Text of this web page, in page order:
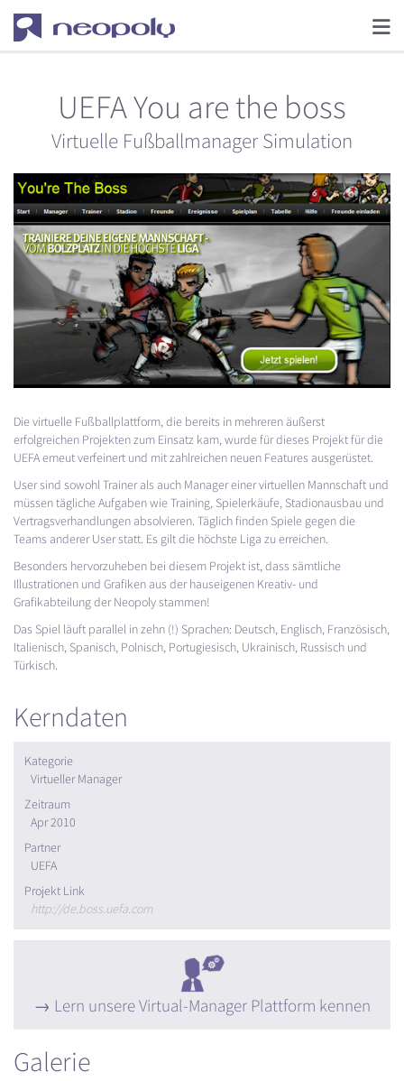
UEFA You are the boss
Virtuelle Fußballmanager Simulation
Die virtuelle Fußballplattform, die bereits in mehreren äußerst
erfolgreichen Projekten zum Einsatz kam, wurde für dieses Projekt für die
UEFAerneut verfeinert und mit zahlreichen neuen Features ausgerüstet.
User sind sowohl Trainer als auch Manager einer virtuellen Mannschaft und
müssen tägliche Aufgaben wie Training, Spielerkäufe, Stadionausbau und
Vertragsverhandlungen absolvieren. Täglich finden Spiele gegen die
Teams anderer User statt. Es gilt die höchste Liga zu erreichen.
Besonders hervorzuheben bei diesem Projekt ist, dass sämtliche
Illustrationen und Grafiken aus der hauseigenen Kreativ- und
Grafikabteilung der Neopoly stammen!
Das Spiel läuft parallel in zehn (!) Sprachen: Deutsch, Englisch, Französisch,
Italienisch, Spanisch, Polnisch, Portugiesisch, Ukrainisch, Russisch und
Türkisch.
Kerndaten
Kategorie
Virtueller Manager
Zeitraum
Apr 2010
Partner
UEFA
Projekt Link
http://de.boss.uefa.com
Lern unsere Virtual-Manager Plattform kennen
Galerie